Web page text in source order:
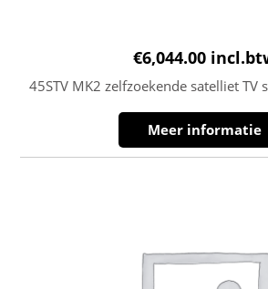
€6,044.00
45STV MK2 zelfzoekende satelliet TV
Meer informatie